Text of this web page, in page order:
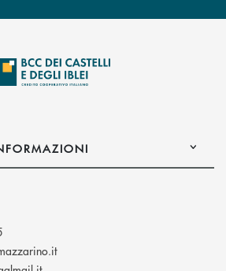
(si apre l’app di posta